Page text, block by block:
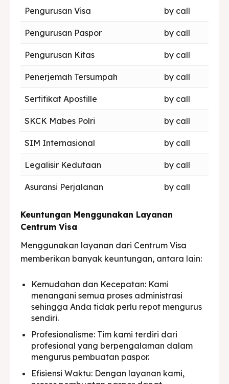
Pengurusan Visa by call
Pengurusan Paspor by call
Pengurusan Kitas by call
Penerjemah Tersumpah by call
Sertifikat Apostille by call
SKCK Mabes Polri by call
SIM Internasional by call
Legalisir Kedutaan by call
Asuransi Perjalanan by call
Keuntungan Menggunakan Layanan
Centrum Visa
Menggunakan layanan dari Centrum Visa
memberikan banyak keuntungan, antara lain:
Kemudahan dan Kecepatan: Kami
menangani semua proses administrasi
sehingga Anda tidak perlu repot mengurus
sendiri.
Profesionalisme: Tim kami terdiri dari
profesional yang berpengalaman dalam
mengurus pembuatan paspor.
Efisiensi Waktu: Dengan layanan kami,